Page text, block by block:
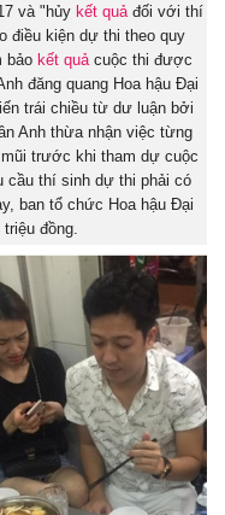
và "hủy kết quả đối với thí
điều kiện dự thi theo quy
bảo kết quả cuộc thi được
đăng quang Hoa hậu Đại
trái chiều từ dư luận bởi
Anh thừa nhận việc từng
trước khi tham dự cuộc
cầu thí sinh dự thi phải có
ban tổ chức Hoa hậu Đại
đồng.